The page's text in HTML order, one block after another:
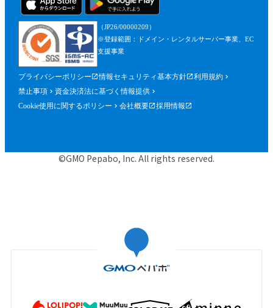
（JP26/00000209）
※登録範囲：ドメイン・レンタルサーバー事業、EC
支援事業
プライバシーポリシー 情報セキュリティ基本方針
利用規約
禁止事項
資金決済法に基づく情報提供
Cookie使用に関するポリシー
会社概要 採用情報
©GMO Pepabo, Inc. All rights reserved.